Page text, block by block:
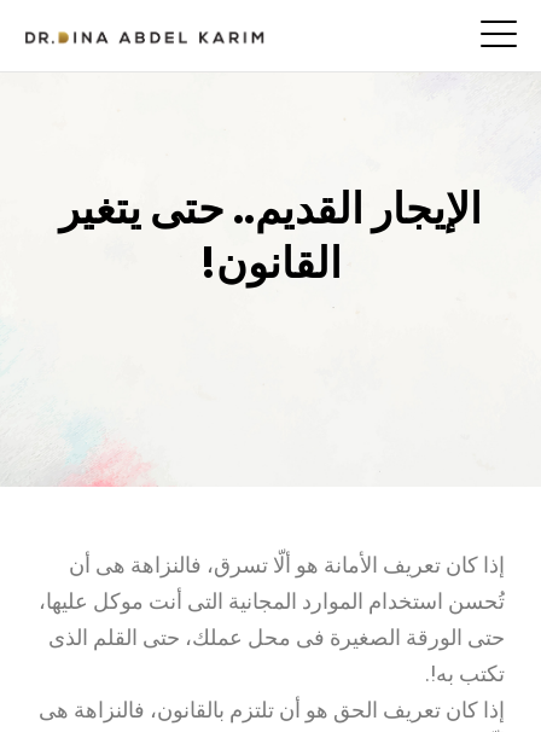
الإيجار القديم.. حتى يتغير
القانون!
إذا كان تعريف الأمانة هو ألّا تسرق، فالنزاهة هى أن
تُحسن استخدام الموارد المجانية التى أنت موكل عليها،
حتى الورقة الصغيرة فى محل عملك، حتى القلم الذى
تكتب به!.
إذا كان تعريف الحق هو أن تلتزم بالقانون، فالنزاهة هى